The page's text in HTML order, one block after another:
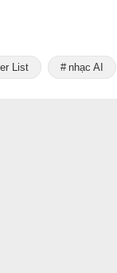
List nhạc AI